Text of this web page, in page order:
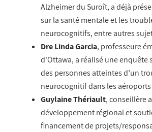
Alzheimer du Suroît, a déjà
sur la santé mentale et les
neurocognitifs, entre autres
Dre Linda Garcia, professeure
d'Ottawa, a réalisé une enquête
des personnes atteintes d’un
neurocognitif dans les aéroports
Guylaine Thériault, conseillère
développement régional et
financement de projets/